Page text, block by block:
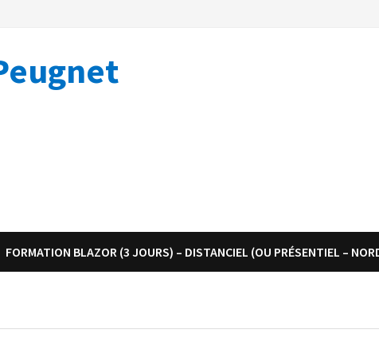
FORMATION BLAZOR (3 JOURS) – DISTANCIEL (OU PRÉSENTIEL –